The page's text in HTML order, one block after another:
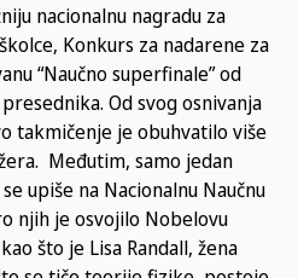
nacionalnu nagradu za
Konkurs za nadarene za
“Naučno superfinale” od
Od svog osnivanja
takmičenje je obuhvatilo više
Međutim, samo jedan
upiše na Nacionalnu Naučnu
njih je osvojilo Nobelovu
što je Lisa Randall, žena